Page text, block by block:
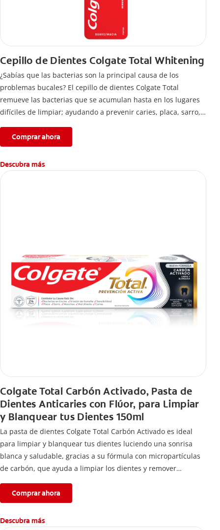
Cepillo de Dientes Colgate Total Whitening
¿Sabías que las bacterias son la principal causa de los
problemas bucales? El cepillo de dientes Colgate Total
remueve las bacterias que se acumulan hasta en los lugares
difíciles de limpiar; ayudando a prevenir caries, placa, sarro,
Comprar ahora
Descubra más
Colgate Total Carbón Activado, Pasta de
Dientes Anticaries con Flúor, para Limpiar
y Blanquear tus Dientes 150ml
La pasta de dientes Colgate Total Carbón Activado es ideal
para limpiar y blanquear tus dientes luciendo una sonrisa
blanca y saludable, gracias a su fórmula con micropartículas
de carbón, que ayuda a limpiar los dientes y remover
Comprar ahora
Descubra más